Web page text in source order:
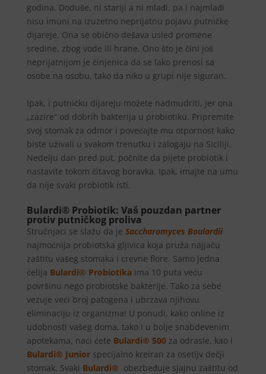
godina. Doduše, ni stariji a ni mlađi, pa i najmlađi
nisu imuni na izuzetno neprijatnu pojavu putničke
dijareje. Ona se obično dešava usled promene
sredine, zbog vode ili hrane. Ono što je čini još
neprijatnijom je činjenica da se lako prenosi sa
osobe na osobu, tako da niko u grupi nije siguran.
Ipak, i putničku dijareju možete nadmudriti, jer ona
„zazire“ od dobrih bakterija u probiotiku. Pripremite
svoj stomak za odmor i povećajte mu otpornost kako
biste uživali u svakom trenutku i zalogaju na Siciliji.
Nedelju dan pred put, počnite da pijete probiotik i
nastavite tokom čitavog boravka. Ipak, imajte na umu
da nije svaki probiotik isti.
Bulardi® Probiotik: Vaš pouzdan partner
protiv putničkog proliva
Stručnjaci se slažu da je Saccharomyces Boulardii
najmoćnija probiotska gljivica koja pruža najjaču
zaštitu vašeg stomaka i crevne flore. Samo jedna
ćelija Bulardi® Probiotikaima 10 puta veću
površinu nego probiotske bakterije. Tako za sebe
vezuje veći broj patogena i ubrzava njihovu
eliminaciju iz organizma! U ponudi, kako online iz
udobnosti vašeg doma, tako i u bolje snabdevenim
apotekama, naći ćete Bulardi® 500za odrasle, kao i
Bulardi® Juniorspecijalno kreiran za osetljv dečji
stomak. Svaki Bulardi® obezbeđuje sjajnu zaštitu od